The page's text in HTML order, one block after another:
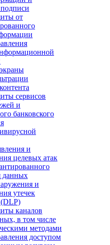
от
сервисов
и
банковского
и
целевых атак
данных
и
утечек
каналов
в том числе
методами
доступом